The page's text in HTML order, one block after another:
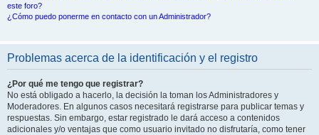
este foro?
¿Cómo puedo ponerme en contacto con un Administrador?
Problemas acerca de la identificación y el registro
¿Por qué me tengo que registrar?
No está obligado a hacerlo, la decisión la toman los Administradores y
Moderadores. En algunos casos necesitará registrarse para publicar temas y
respuestas. Sin embargo, estar registrado le dará acceso a contenidos
adicionales y/o ventajas que como usuario invitado no disfrutaría, como tener